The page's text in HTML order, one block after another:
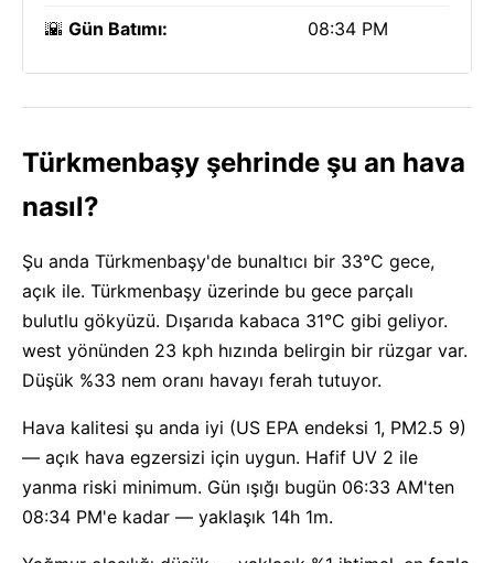
🌇 Gün Batımı: 08:34 PM
Türkmenbaşy şehrinde şu an hava
nasıl?
Şu anda Türkmenbaşy'de bunaltıcı bir 33°C gece,
açık ile. Türkmenbaşy üzerinde bu gece parçalı
bulutlu gökyüzü. Dışarıda kabaca 31°C gibi geliyor.
west yönünden 23 kph hızında belirgin bir rüzgar var.
Düşük %33 nem oranı havayı ferah tutuyor.
Hava kalitesi şu anda iyi (US EPA endeksi 1, PM2.5 9)
— açık hava egzersizi için uygun. Hafif UV 2 ile
yanma riski minimum. Gün ışığı bugün 06:33 AM'ten
08:34 PM'e kadar — yaklaşık 14h 1m.